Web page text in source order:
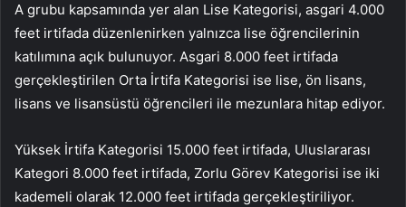
A grubu kapsamında yer alan Lise Kategorisi, asgari 4.000
feet irtifada düzenlenirken yalnızca lise öğrencilerinin
katılımına açık bulunuyor. Asgari 8.000 feet irtifada
gerçekleştirilen Orta İrtifa Kategorisi ise lise, ön lisans,
lisans ve lisansüstü öğrencileri ile mezunlara hitap ediyor.
Yüksek İrtifa Kategorisi 15.000 feet irtifada, Uluslararası
Kategori 8.000 feet irtifada, Zorlu Görev Kategorisi ise iki
kademeli olarak 12.000 feet irtifada gerçekleştiriliyor.